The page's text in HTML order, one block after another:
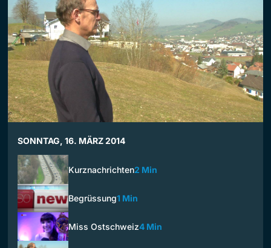
SONNTAG, 16. MÄRZ 2014
Kurznachrichten2 Min
Begrüssung1 Min
Miss Ostschweiz4 Min